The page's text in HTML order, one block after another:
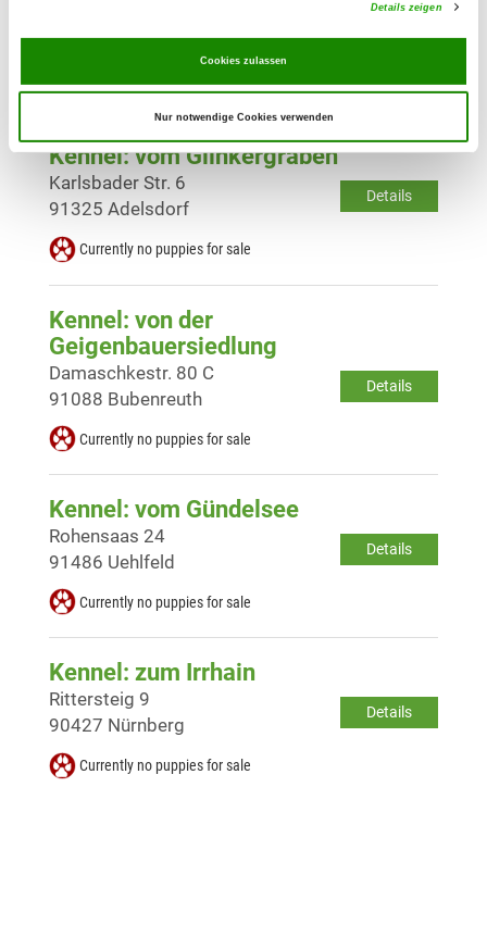
Details zeigen
Cookies zulassen
Nur notwendige Cookies verwenden
Currently no puppies for sale
Kennel: vom Glinkergraben
Details
Karlsbader Str. 6
91325 Adelsdorf
Currently no puppies for sale
Kennel: von der
Geigenbauersiedlung
Details
Damaschkestr. 80 C
91088 Bubenreuth
Currently no puppies for sale
Kennel: vom Gündelsee
Details
Rohensaas 24
91486 Uehlfeld
Currently no puppies for sale
Kennel: zum Irrhain
Details
Rittersteig 9
90427 Nürnberg
Currently no puppies for sale